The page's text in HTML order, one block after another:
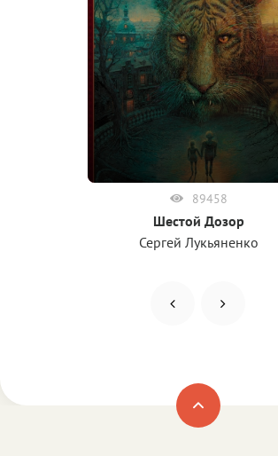
89458
Шестой Дозор
Сергей Лукьяненко